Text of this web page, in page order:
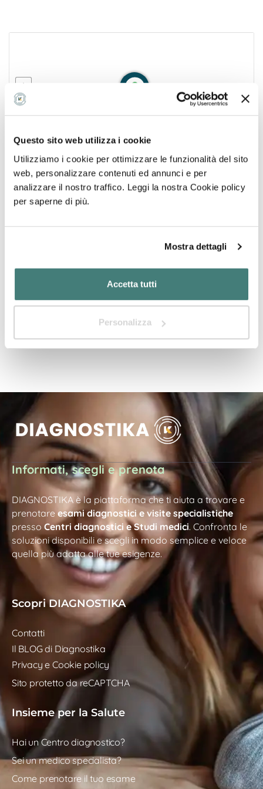
Questo sito web utilizza i cookie
Utilizziamo i cookie per ottimizzare le funzionalità del sito
web, personalizzare contenuti ed annunci e per
analizzare il nostro traffico. Leggi la nostra Cookie policy
per saperne di più.
Mostra dettagli
Accetta tutti
Personalizza
Note aggiuntive sulla tua prenotazione
Successivo
VIA GIOIA 38/22, SANTERAMO IN COLLE, BA
Ottieni indicazioni
gibaradiologiasrl2@libero.it
Informati, scegli e prenota
DIAGNOSTIKA è la piattaforma che ti aiuta a trovare e
prenotare esami diagnostici e visite specialistiche
presso Centri diagnostici e Studi medici. Confronta le
soluzioni disponibili e scegli in modo semplice e veloce
quella più adatta alle tue esigenze.
Scopri DIAGNOSTIKA
Contatti
Il BLOG di Diagnostika
Privacy e Cookie policy
Sito protetto da reCAPTCHA
Insieme per la Salute
Hai un Centro diagnostico?
Sei un medico specialista?
Come prenotare il tuo esame